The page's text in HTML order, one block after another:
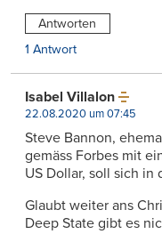
Antworten
1 Antwort
Isabel Villalon
22.08.2020 um 07:45
Steve Bannon,
gemäss Forbes mit
US Dollar, soll sich in
Glaubt weiter ans
Deep State gibt es